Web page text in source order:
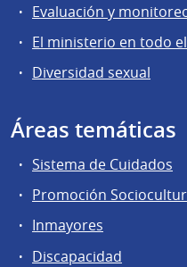
Evaluación y
El ministerio en todo
Diversidad sexual
Áreas temáticas
Sistema de Cuidados
Promoción
Inmayores
Discapacidad